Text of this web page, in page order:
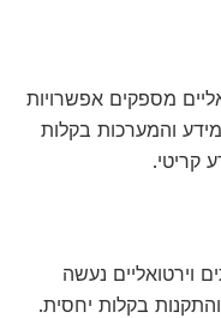
מספקים אפשרויות
והמערכות בקלות
קריטי.
וירטואליים נעשה
והתקנות בקלות יחסית.